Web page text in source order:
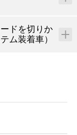
ドを切りか
ム装着車）